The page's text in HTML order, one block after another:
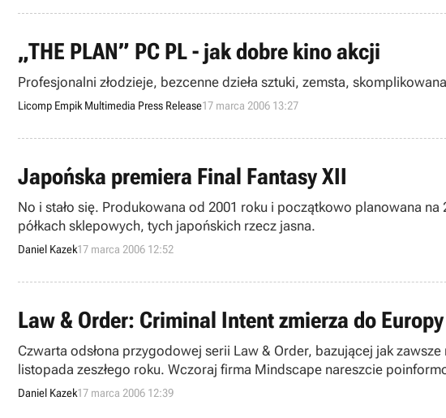
„THE PLAN” PC PL - jak dobre kino akcji
Profesjonalni złodzieje, bezcenne dzieła sztuki, zemsta,
Licomp Empik Multimedia Press Release17 marca 2006 13:27
Japońska premiera Final Fantasy XII
No i stało się. Produkowana od 2001 roku i początkowo planowana
półkach sklepowych, tych japońskich rzecz jasna.
Daniel Kazek17 marca 2006 12:52
Law & Order: Criminal Intent zmierza do Europy
Czwarta odsłona przygodowej serii Law & Order, bazującej jak
listopada zeszłego roku. Wczoraj firma Mindscape nareszcie
Daniel Kazek17 marca 2006 12:39